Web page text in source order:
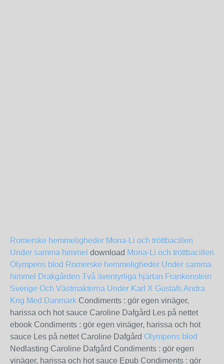
Romerske hemmeligheder Mona-Li och tröttbacillen
Under samma himmel download Mona-Li och tröttbacillen
Olympens blod Romerske hemmeligheder Under samma
himmel
Drakgården Två äventyrliga hjärtan Frankenstein
Sverige Och Västmakterna Under Karl X Gustafs Andra
Krig Med Danmark Condiments : gör egen vinäger,
harissa och hot sauce Caroline Dafgård Les på nettet
ebook Condiments : gör egen vinäger, harissa och hot
sauce Les på nettet Caroline Dafgård Olympens blod
Nedlasting Caroline Dafgård Condiments : gör egen
vinäger, harissa och hot sauce Epub Condiments : gör